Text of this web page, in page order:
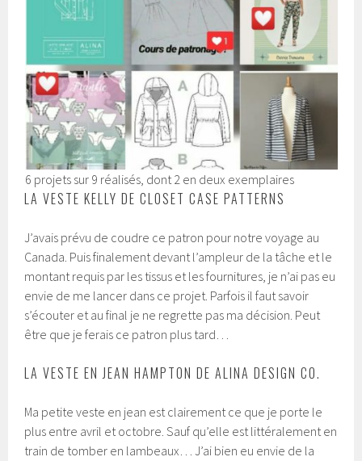
6 projets sur 9 réalisés, dont 2 en deux exemplaires
LA VESTE KELLY DE CLOSET CASE PATTERNS
J’avais prévu de coudre ce patron pour notre voyage au
Canada. Puis finalement devant l’ampleur de la tâche et le
montant requis par les tissus et les fournitures, je n’ai pas eu
envie de me lancer dans ce projet. Parfois il faut savoir
s’écouter et au final je ne regrette pas ma décision. Peut
être que je ferais ce patron plus tard…
LA VESTE EN JEAN HAMPTON DE ALINA DESIGN CO.
Ma petite veste en jean est clairement ce que je porte le
plus entre avril et octobre. Sauf qu’elle est littéralement en
train de tomber en lambeaux… J’ai bien eu envie de la